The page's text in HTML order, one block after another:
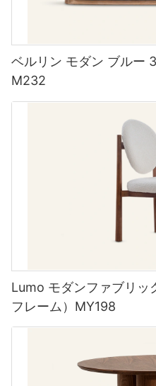
ベルリン モダン ブルー
M232
Lumo モダンファブリッ
フレーム）MY198